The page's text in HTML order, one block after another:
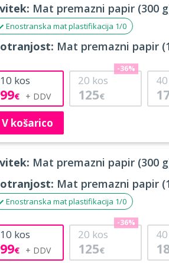
Mat premazni papir (300
Enostranska mat plastifikacija 1/0
Mat premazni papir
10 kos
99€
20 kos
125€
-36%
40
V košarico
Mat premazni papir (300
Mat premazni papir
Enostranska mat plastifikacija 1/0
10 kos
99€
20 kos
125€
-36%
40